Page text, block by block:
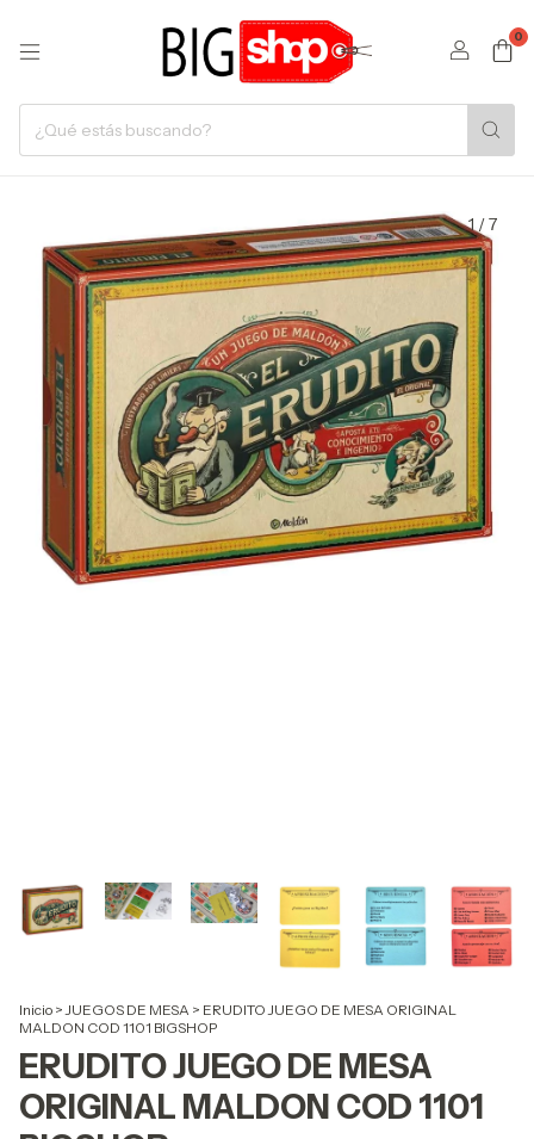
0
1/7
Inicio > JUEGOS DE MESA > ERUDITO JUEGO DE MESA ORIGINAL
MALDON COD 1101 BIGSHOP
ERUDITO JUEGO DE MESA
ORIGINAL MALDON COD 1101